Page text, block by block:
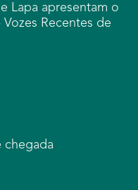
Lapa apresentam o
Recentes de
chegada